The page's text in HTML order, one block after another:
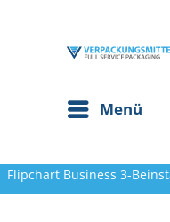
Menü
Flipchart Business 3-